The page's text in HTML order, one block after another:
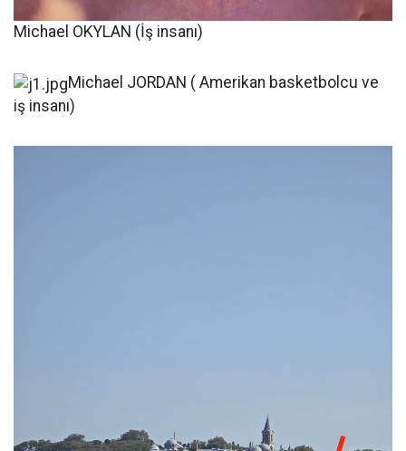
Michael OKYLAN (İş insanı)
Michael JORDAN ( Amerikan basketbolcu ve
iş insanı)